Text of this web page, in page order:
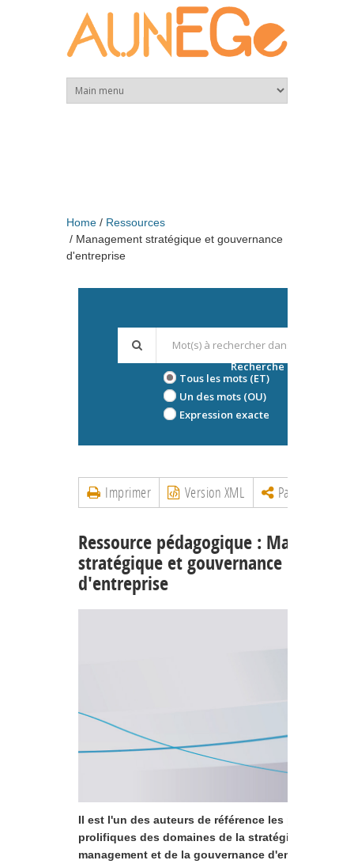
Home
Ressources
Management stratégique et gouvernance
d'entreprise
Tous les mots (ET)
Un des mots (OU)
Expression exacte
Recherche avancée
Imprimer Version XML Partager
Ressource pédagogique :
stratégique et gouvernance
d'entreprise
Il est l'un des auteurs de référence les plus
prolifiques des domaines de la stratégie, du
management et de la gouvernance d'entreprise, et